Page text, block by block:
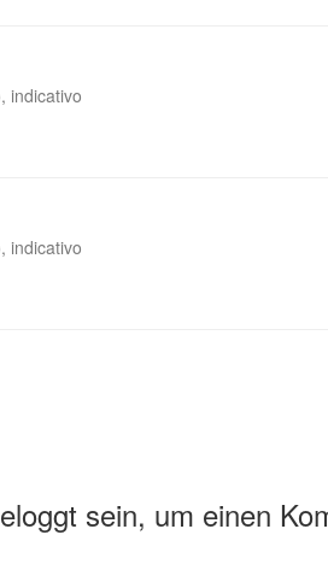
indicativo
indicativo
sein, um einen